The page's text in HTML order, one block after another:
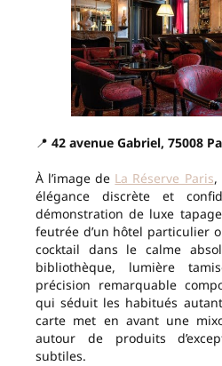
📍 42 avenue Gabriel, 75008
À l’image de La Réserve Paris,
élégance discrète et
démonstration de luxe
feutrée d’un hôtel particulier
cocktail dans le calme
bibliothèque, lumière
précision remarquable
qui séduit les habitués
carte met en avant une
autour de produits
subtiles.